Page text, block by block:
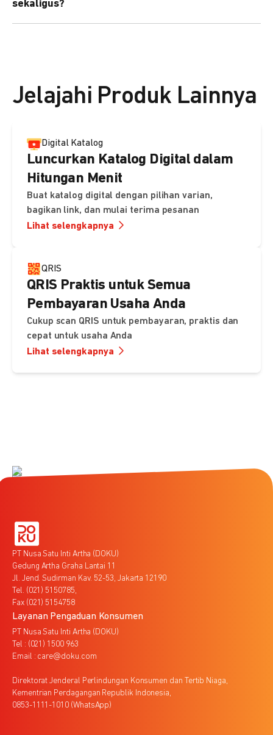
kebutuhan Anda.
sekaligus?
Jelajahi Produk Lainnya
Digital Katalog
Luncurkan Katalog Digital dalam
Hitungan Menit
Buat katalog digital dengan pilihan varian,
bagikan link, dan mulai terima pesanan
Lihat selengkapnya
QRIS
QRIS Praktis untuk Semua
Pembayaran Usaha Anda
Cukup scan QRIS untuk pembayaran, praktis dan
cepat untuk usaha Anda
Lihat selengkapnya
PT Nusa Satu Inti Artha (DOKU)
Gedung Artha Graha Lantai 11
Jl. Jend. Sudirman Kav. 52-53, Jakarta 12190
Tel. (021) 5150785,
Fax (021) 5154758
Layanan Pengaduan Konsumen
PT Nusa Satu Inti Artha (DOKU)
Tel : (021) 1500 963
Email : care@doku.com
Direktorat Jenderal Perlindungan Konsumen dan Tertib Niaga,
Kementrian Perdagangan Republik Indonesia,
0853-1111-1010 (WhatsApp)